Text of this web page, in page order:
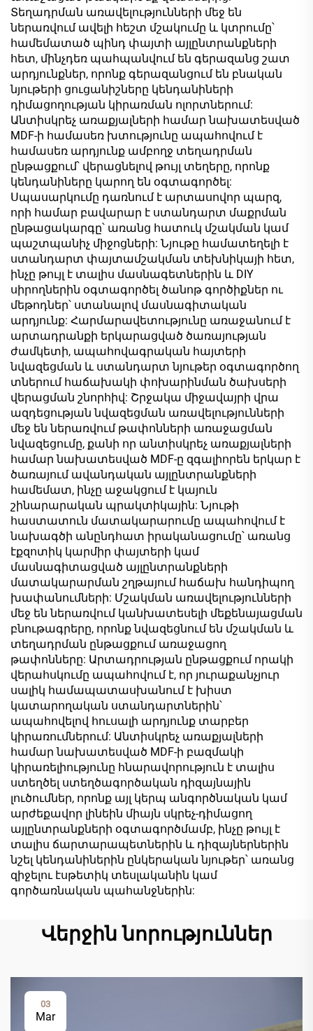
Տեղադրման առավելությունների մեջ են
ներառվում ավելի հեշտ մշակումը և կտրումը՝
համեմատած պինդ փայտի այլընտրանքների
հետ, մինչդեռ պահպանվում են գերազանց շատ
արդյունքներ, որոնք գերազանցում են բնական
նյութերի ցուցանիշները կենդանիների
դիմացողության կիրառման ոլորտներում:
Անտիսկրեչ առաքյալների համար նախատեսված
MDF-ի համասեռ խտությունը ապահովում է
համասեռ արդյունք ամբողջ տեղադրման
ընթացքում՝ վերացնելով թույլ տեղերը, որոնք
կենդանիները կարող են օգտագործել:
Սպասարկումը դառնում է արտասովոր պարզ,
որի համար բավարար է ստանդարտ մաքրման
ընթացակարգը՝ առանց հատուկ մշակման կամ
պաշտպանիչ միջոցների: Նյութը համատեղելի է
ստանդարտ փայտամշակման տեխնիկայի հետ,
ինչը թույլ է տալիս մասնագետներին և DIY
սիրողներին օգտագործել ծանոթ գործիքներ ու
մեթոդներ՝ ստանալով մասնագիտական
արդյունք: Հարմարավետությունը առաջանում է
արտադրանքի երկարացված ծառայության
ժամկետի, ապահովագրական հայտերի
նվազեցման և ստանդարտ նյութեր օգտագործող
տներում հաճախակի փոխարինման ծախսերի
վերացման շնորհիվ: Շրջակա միջավայրի վրա
ազդեցության նվազեցման առավելությունների
մեջ են ներառվում թափոնների առաջացման
նվազեցումը, քանի որ անտիսկրեչ առաքյալների
համար նախատեսված MDF-ը զգալիորեն երկար է
ծառայում ավանդական այլընտրանքների
համեմատ, ինչը աջակցում է կայուն
շինարարական պրակտիկային: Նյութի
հաստատուն մատակարարումը ապահովում է
նախագծի անընդհատ իրականացումը՝ առանց
էքզոտիկ կարմիր փայտերի կամ
մասնագիտացված այլընտրանքների
մատակարարման շղթայում հաճախ հանդիպող
խափանումների: Մշակման առավելությունների
մեջ են ներառվում կանխատեսելի մեքենայացման
բնութագրերը, որոնք նվազեցնում են մշակման և
տեղադրման ընթացքում առաջացող
թափոնները: Արտադրության ընթացքում որակի
վերահսկումը ապահովում է, որ յուրաքանչյուր
սալիկ համապատասխանում է խիստ
կատարողական ստանդարտներին՝
ապահովելով հուսալի արդյունք տարբեր
կիրառումներում: Անտիսկրեչ առաքյալների
համար նախատեսված MDF-ի բազմակի
կիրառելիությունը հնարավորություն է տալիս
ստեղծել ստեղծագործական դիզայնային
լուծումներ, որոնք այլ կերպ անգործնական կամ
արժեքավոր լինեին միայն սկրեչ-դիմացող
այլընտրանքների օգտագործմամբ, ինչը թույլ է
տալիս ճարտարապետներին և դիզայներներին
նշել կենդանիներին ընկերական նյութեր՝ առանց
զիջելու էսթետիկ տեսլականին կամ
գործառնական պահանջներին:
Վերջին նորություններ
03
Mar